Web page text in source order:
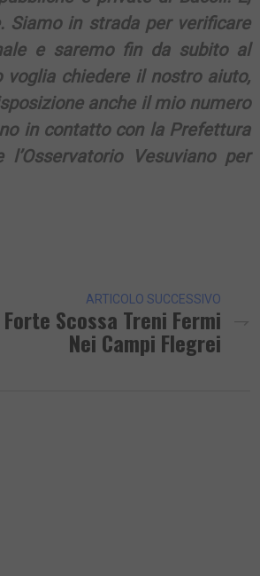
in strada per verificare
e saremo fin da subito al
voglia chiedere il nostro aiuto,
anche il mio numero
in contatto con la Prefettura
Vesuviano per
ARTICOLO SUCCESSIVO
Forte Scossa Treni Fermi
Nei Campi Flegrei